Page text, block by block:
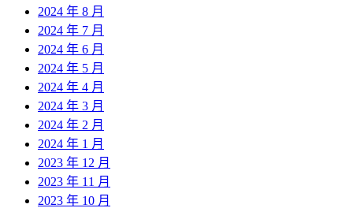
2024 年 8 月
2024 年 7 月
2024 年 6 月
2024 年 5 月
2024 年 4 月
2024 年 3 月
2024 年 2 月
2024 年 1 月
2023 年 12 月
2023 年 11 月
2023 年 10 月